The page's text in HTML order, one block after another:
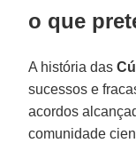
o que
A história das
sucessos e
acordos
comunidade